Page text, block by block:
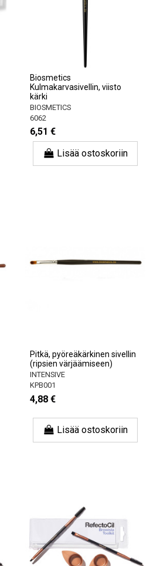
Biosmetics
Kulmakarvasivellin, viisto
kärki
BIOSMETICS
6062
6,51 €
Lisää ostoskoriin
Pitkä, pyöreäkärkinen sivellin
(ripsien värjäämiseen)
INTENSIVE
KPB001
4,88 €
Lisää ostoskoriin